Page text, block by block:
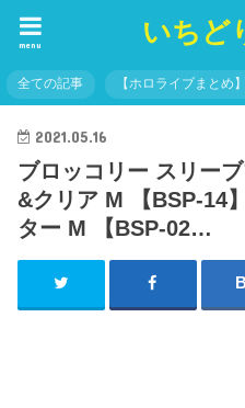
いちど
menu
全ての記事 【ホロライブまとめ
2021.05.16
ブロッコリー スリー
&クリア M 【BSP-14
ター M 【BSP-02…